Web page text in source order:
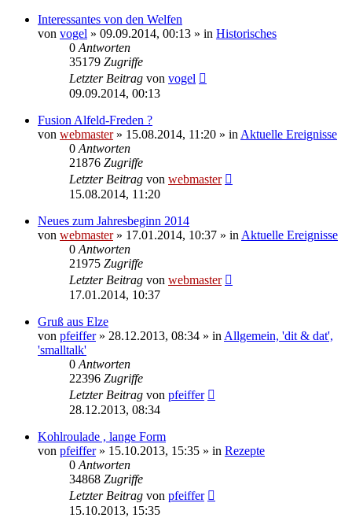
Interessantes von den Welfen
von vogel » 09.09.2014, 00:13 » in Historisches
0 Antworten
35179 Zugriffe
Letzter Beitrag von vogel
09.09.2014, 00:13
Fusion Alfeld-Freden ?
von webmaster» 15.08.2014, 11:20 » in Aktuelle Ereignisse
0 Antworten
21876 Zugriffe
Letzter Beitrag von webmaster
15.08.2014, 11:20
Neues zum Jahresbeginn 2014
von webmaster» 17.01.2014, 10:37 » in Aktuelle Ereignisse
0 Antworten
21975 Zugriffe
Letzter Beitrag von webmaster
17.01.2014, 10:37
Gruß aus Elze
von pfeiffer» 28.12.2013, 08:34 » in Allgemein, 'dit & dat',
'smalltalk'
0 Antworten
22396 Zugriffe
Letzter Beitrag von pfeiffer
28.12.2013, 08:34
Kohlroulade , lange Form
von pfeiffer» 15.10.2013, 15:35 » in Rezepte
0 Antworten
34868 Zugriffe
Letzter Beitrag von pfeiffer
15.10.2013, 15:35